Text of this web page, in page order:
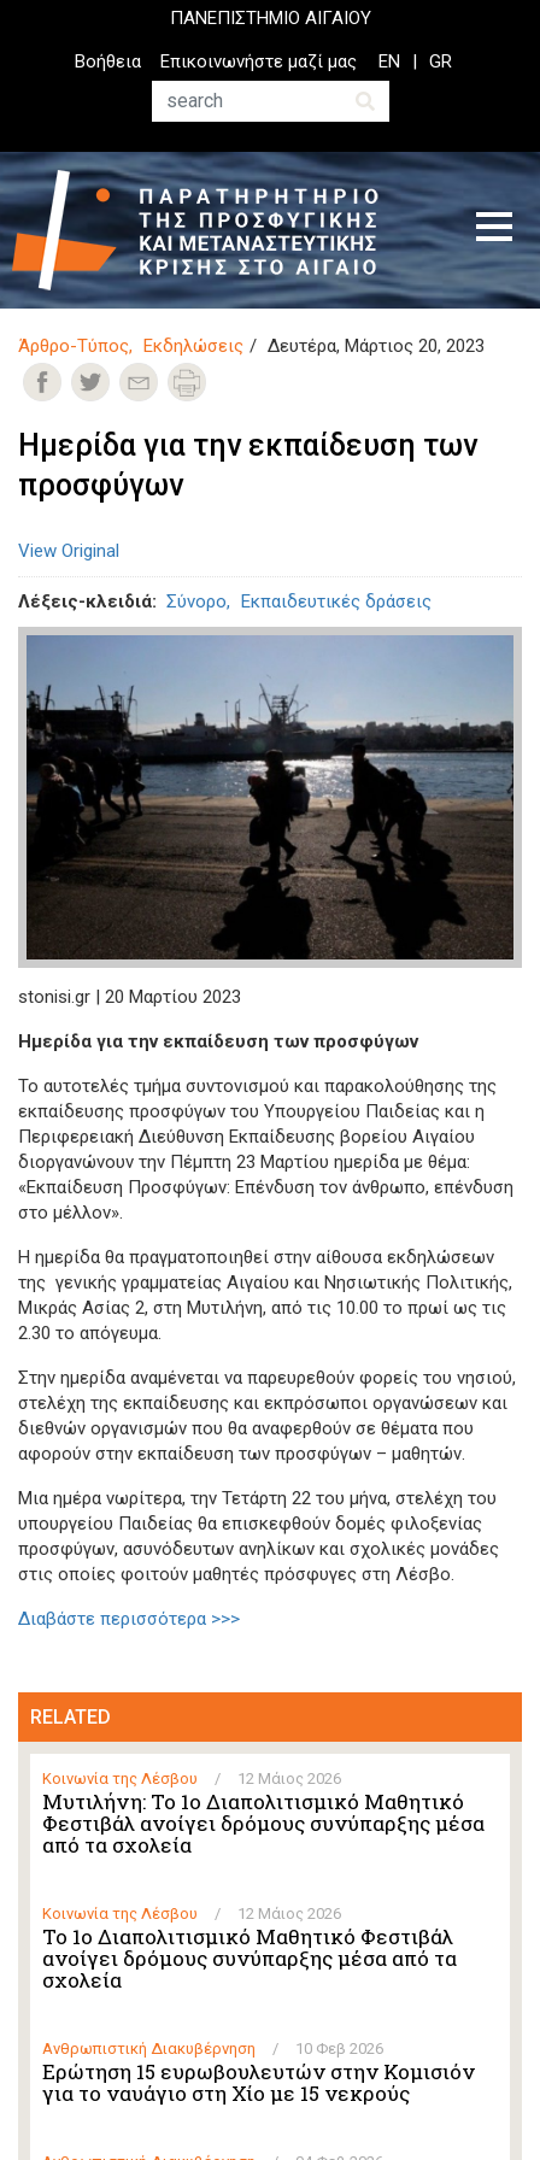
ΠΑΝΕΠΙΣΤΗΜΙΟ ΑΙΓΑΙΟΥ
Top
Header
Βοήθεια
Επικοινωνήστε μαζί μας
Αναζήτηση
EN GR
Άρθρο-Τύπος Εκδηλώσεις Δευτέρα, Μάρτιος 20, 2023
Ημερίδα για την εκπαίδευση των
προσφύγων
View Original
Λέξεις-κλειδιά Σύνορο Εκπαιδευτικές δράσεις
stonisi.gr | 20 Μαρτίου 2023
Ημερίδα για την εκπαίδευση των προσφύγων
Το αυτοτελές τμήμα συντονισμού και παρακολούθησης της
εκπαίδευσης προσφύγων του Υπουργείου Παιδείας και η
Περιφερειακή Διεύθυνση Εκπαίδευσης βορείου Αιγαίου
διοργανώνουν την Πέμπτη 23 Μαρτίου ημερίδα με θέμα:
«Εκπαίδευση Προσφύγων: Επένδυση τον άνθρωπο, επένδυση
στο μέλλον».
Η ημερίδα θα πραγματοποιηθεί στην αίθουσα εκδηλώσεων
της γενικής γραμματείας Αιγαίου και Νησιωτικής Πολιτικής,
Μικράς Ασίας 2, στη Μυτιλήνη, από τις 10.00 το πρωί ως τις
2.30 το απόγευμα.
Στην ημερίδα αναμένεται να παρευρεθούν φορείς του νησιού,
στελέχη της εκπαίδευσης και εκπρόσωποι οργανώσεων και
διεθνών οργανισμών που θα αναφερθούν σε θέματα που
αφορούν στην εκπαίδευση των προσφύγων – μαθητών.
Μια ημέρα νωρίτερα, την Τετάρτη 22 του μήνα, στελέχη του
υπουργείου Παιδείας θα επισκεφθούν δομές φιλοξενίας
προσφύγων, ασυνόδευτων ανηλίκων και σχολικές μονάδες
στις οποίες φοιτούν μαθητές πρόσφυγες στη Λέσβο.
Διαβάστε περισσότερα >>>
RELATED
Κοινωνία της Λέσβου / 12 Μάιος 2026
Μυτιλήνη: Το 1ο Διαπολιτισμικό Μαθητικό
Φεστιβάλ ανοίγει δρόμους συνύπαρξης μέσα
από τα σχολεία
Κοινωνία της Λέσβου / 12 Μάιος 2026
Το 1ο Διαπολιτισμικό Μαθητικό Φεστιβάλ
ανοίγει δρόμους συνύπαρξης μέσα από τα
σχολεία
Ανθρωπιστική Διακυβέρνηση / 10 Φεβ 2026
Ερώτηση 15 ευρωβουλευτών στην Κομισιόν
για το ναυάγιο στη Χίο με 15 νεκρούς